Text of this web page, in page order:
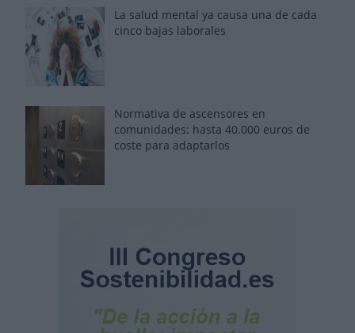
La salud mental ya causa una de cada
cinco bajas laborales
Normativa de ascensores en
comunidades: hasta 40.000 euros de
coste para adaptarlos